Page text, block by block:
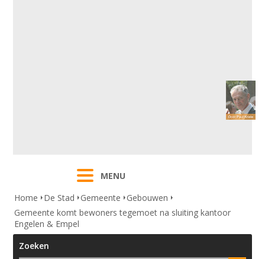
MENU
Home
De Stad Gemeente
Gebouwen
Gemeente komt bewoners tegemoet na sluiting kantoor
Engelen & Empel
Zoeken